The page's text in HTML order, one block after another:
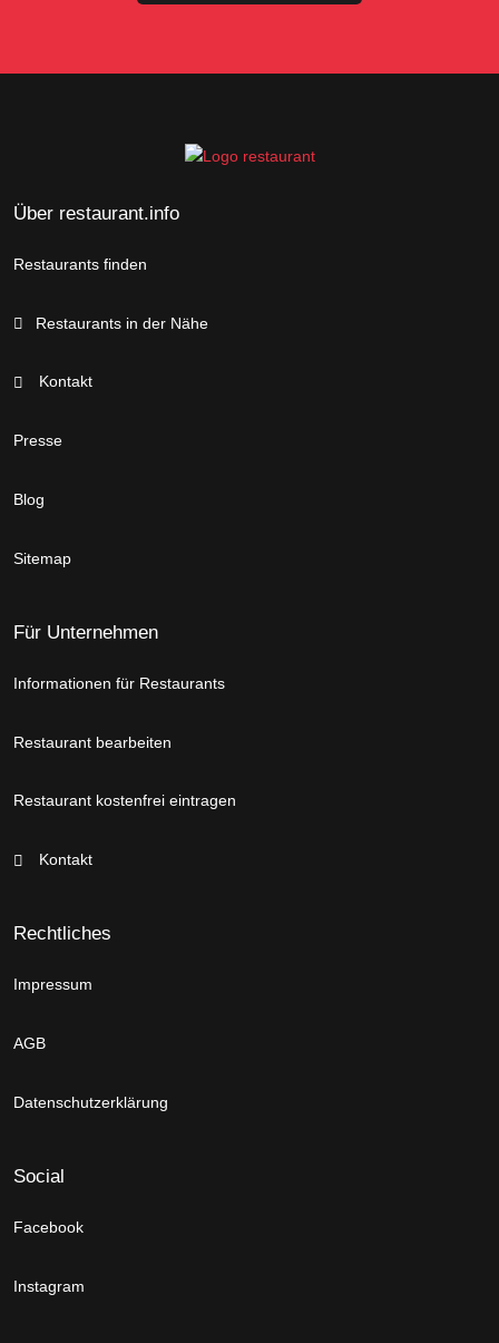
Über restaurant.info
Restaurants finden
Restaurants in der Nähe
Kontakt
Presse
Blog
Sitemap
Für Unternehmen
Informationen für Restaurants
Restaurant bearbeiten
Restaurant kostenfrei eintragen
Kontakt
Rechtliches
Impressum
AGB
Datenschutzerklärung
Social
Facebook
Instagram